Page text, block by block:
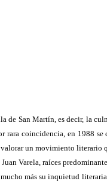
de San Martín, es decir, la
rara coincidencia, en 1988
valorar un movimiento literario
Varela, raíces
más su inquietud